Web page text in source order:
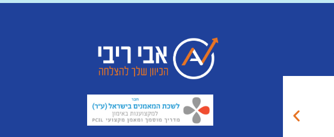
משפט מספר 2
"עשו כמיטב יכולתכם. והתוצאות לא
יאחרו לבוא!"